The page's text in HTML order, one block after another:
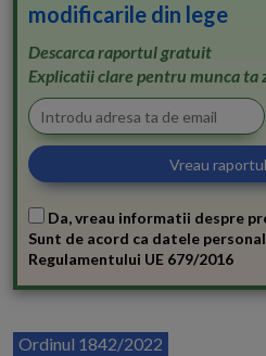
modificarile din lege
Descarca raportul gratuit
Explicatii clare pentru munca ta
Da, vreau informatii despre
Sunt de acord ca datele
Regulamentului UE 679/2016
Ordinul 1842/2022